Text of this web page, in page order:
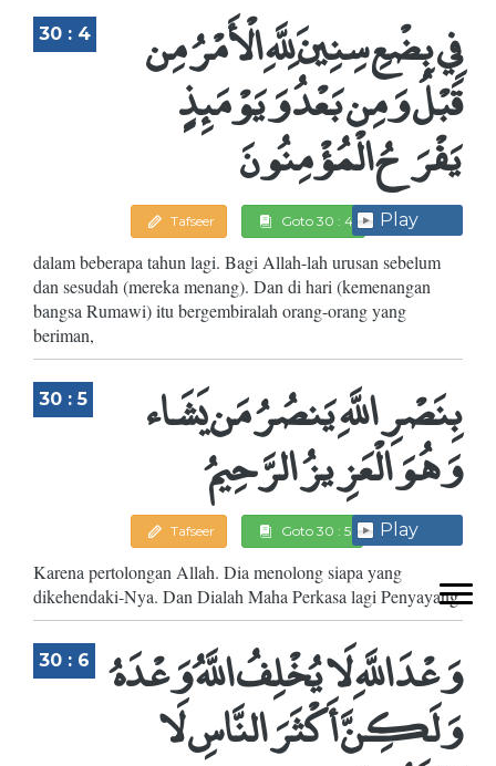
30 : 4 فِي بِضْعِ سِنِينَ لِلَّهِ الْأَمْرُ مِن
قَبْلُ وَمِن بَعْدُ وَيَوْمَئِذٍ
يَفْرَحُ الْمُؤْمِنُونَ
Tafseer Goto 30 : 4 Play
dalam beberapa tahun lagi. Bagi Allah-lah urusan sebelum
dan sesudah (mereka menang). Dan di hari (kemenangan
bangsa Rumawi) itu bergembiralah orang-orang yang
beriman,
30 : 5 بِنَصْرِ اللَّهِ يَنصُرُ مَن يَشَاء
وَهُوَ الْعَزِيزُ الرَّحِيمُ
Tafseer Goto 30 : 5 Play
Karena pertolongan Allah. Dia menolong siapa yang
dikehendaki-Nya. Dan Dialah Maha Perkasa lagi Penyayang.
30 : 6 وَعْدَ اللَّهِ لَا يُخْلِفُ اللَّهُ وَعْدَهُ
وَلَكِنَّ أَكْثَرَ النَّاسِ لَا